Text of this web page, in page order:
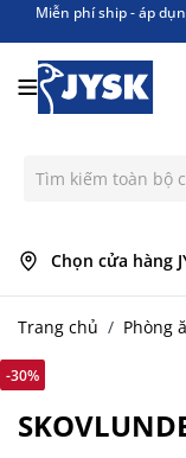
Miễn phí ship - áp
Chọn cửa hàng
Trang chủ / Phòng
-30%